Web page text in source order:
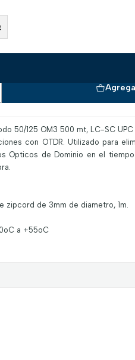
50/125 OM3 500 mt, LC-SC UPC
con OTDR. Utilizado para
Opticos de Dominio en el
zipcord de 3mm de diametro, 1m.
a +55oC